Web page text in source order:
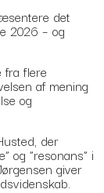
det
2026 – og
fra flere
af mening
og
der
og ”resonans” i
giver